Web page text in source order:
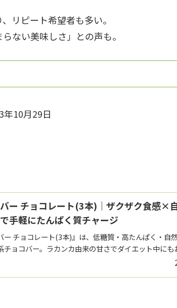
リピート希望者も多い。
ない美味しさ」との声も。
年10月29日
ー チョコレート(3本)｜ザクザク食感×
手軽にたんぱく質チャージ
ー チョコレート(3本)』は、低糖質・高たんぱく・自
チョコバー。ラカンカ由来の甘さでダイエット中にも